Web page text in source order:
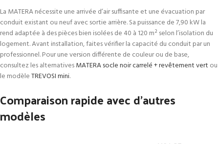
La MATERA nécessite une arrivée d’air suffisante et une évacuation par
conduit existant ou neuf avec sortie arrière. Sa puissance de 7,90 kW la
rend adaptée à des pièces bien isolées de 40 à 120 m² selon l’isolation du
logement. Avant installation, faites vérifier la capacité du conduit par un
professionnel. Pour une version différente de couleur ou de base,
consultez les alternativesMATERA socle noir carrelé + revêtement vert ou
le modèleTREVOSI mini.
Comparaison rapide avec d’autres
modèles